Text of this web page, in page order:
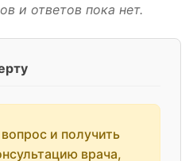
и ответов пока нет.
и получить
врача,